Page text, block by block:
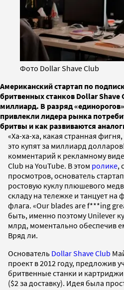
Фото Dollar Shave Club
Американский стартап по
бритвенных станков Dollar Shave
миллиард. В разряд
привлекли лидера рынка
бритвы и как развиваются
«Ха-ха-ха, какая странная
это купят за миллиард
комментарий к рекламному
Club на YouTube. В этом ролике,
просмотров, основатель
ростовую куклу плюшевого
складу на тележке и танцует на
флага. «Our blades are f***ing
быть, именно поэтому Unilever
млрд, моментально обеспечив
Вряд ли.
Основатель Dollar Shave Club
проект в 2012 году, предложив
бритвенные станки и
($2 за доставку). Идея была